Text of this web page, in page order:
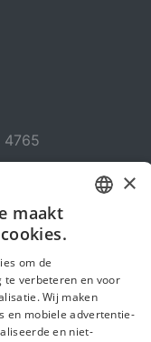
4765
ENGLISH
×
maakt
om de
verbeteren en voor
Wij maken
en mobiele advertentie-
en niet-